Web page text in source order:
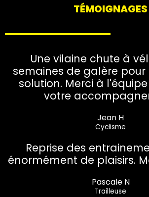
TÉMOIGNAGES
Une vilaine chute à
semaines de galère pour
solution. Merci à l'équipe
votre
Jean H
Cyclisme
Reprise des
énormément de plaisirs.
Pascale N
Trailleuse